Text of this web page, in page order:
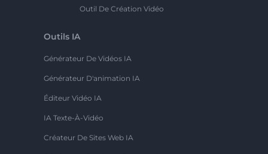
Outil De Création Vidéo
Outils IA
Générateur De Vidéos IA
Générateur D'animation IA
Éditeur Vidéo IA
IA Texte-À-Vidéo
Créateur De Sites Web IA